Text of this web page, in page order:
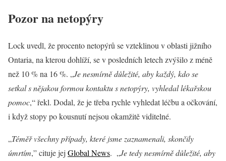
Pozor na netopýry
Lock uvedl, že procento netopýrů se vzteklinou v oblasti jižního
Ontaria, na kterou dohlíží, se v posledních letech zvýšilo z méně
než 10 % na 16 %. „Je nesmírně důležité, aby každý, kdo se
setkal s nějakou formou kontaktu s netopýry, vyhledal lékařskou
pomoc,“ řekl. Dodal, že je třeba rychle vyhledat léčbu a očkování,
i když stopy po kousnutí nejsou okamžitě viditelné.
„Téměř všechny případy, které jsme zaznamenali, skončily
úmrtím,” cituje jej Global News. „Je tedy nesmírně důležité, aby